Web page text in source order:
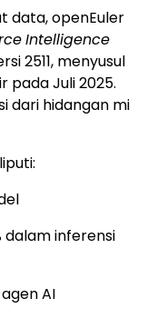
data, openEuler
Intelligence
2511, menyusul
pada Juli 2025.
dari hidangan mi
dalam inferensi
AI